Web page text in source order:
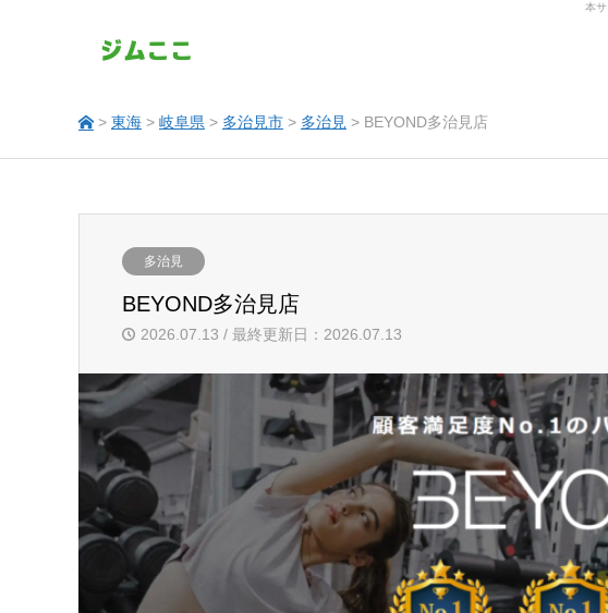
本
> 東海 > 岐阜県 > 多治見市 > 多治見 > BEYOND多治見店
多治見
BEYOND多治見店
2026.07.13 / 最終更新日：2026.07.13